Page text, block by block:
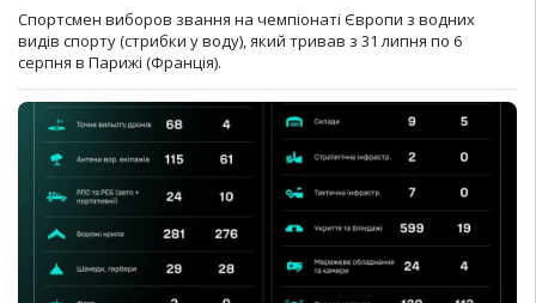
Спортсмен виборов звання на чемпіонаті Європи з водних
видів спорту (стрибки у воду), який тривав з 31 липня по 6
серпня в Парижі (Франція).